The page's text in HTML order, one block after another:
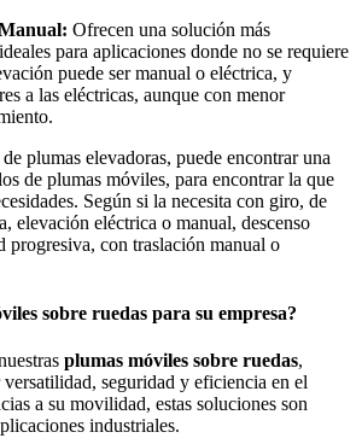
Ofrecen una solución más
para aplicaciones donde no se requiere
puede ser manual o eléctrica, y
a las eléctricas, aunque con menor
plumas elevadoras, puede encontrar una
de plumas móviles, para encontrar la que
Según si la necesita con giro, de
elevación eléctrica o manual, descenso
progresiva, con traslación manual o
sobre ruedas para su empresa?
plumas móviles sobre ruedas,
versatilidad, seguridad y eficiencia en el
a su movilidad, estas soluciones son
industriales.